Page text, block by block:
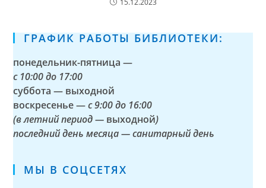
ГРАФИК РАБОТЫ БИБЛИОТЕКИ:
понедельник-пятница —
с 10:00 до 17:00
суббота — выходной
воскресенье —с 9:00 до 16:00
(в летний период — выходной)
последний день месяца — санитарный день
МЫ В СОЦСЕТЯХ